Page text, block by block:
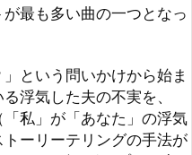
」が「あなた」の浮気
リーテリングの手法が
ャズとポップスの中
、当時のサブアーバン
ジャズ・ボーカル」の代
ンシー・ウィルソンが
き出す「ソング・スタ
決定的な作品となっ